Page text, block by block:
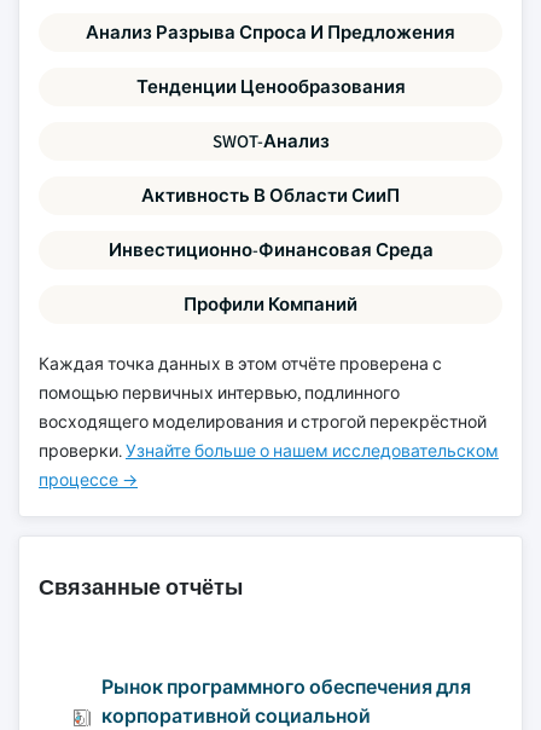
Анализ Разрыва Спроса И Предложения
Тенденции Ценообразования
SWOT-Анализ
Активность В Области СииП
Инвестиционно-Финансовая Среда
Профили Компаний
Каждая точка данных в этом отчёте проверена с
помощью первичных интервью, подлинного
восходящего моделирования и строгой перекрёстной
проверки.Узнайте больше о нашем исследовательском
процессе →
Связанные отчёты
Рынок программного обеспечения для
корпоративной социальной